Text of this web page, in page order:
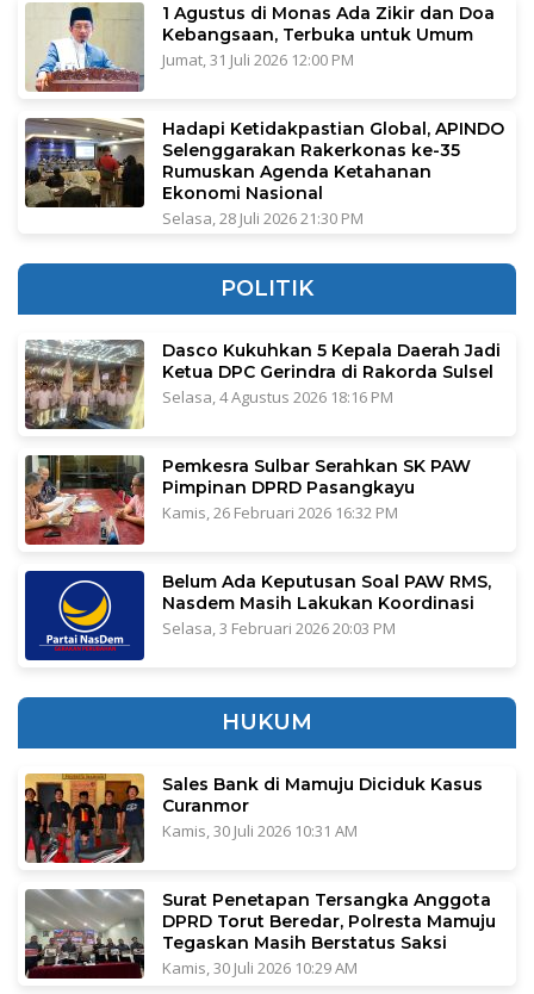
1 Agustus di Monas Ada Zikir dan Doa
Kebangsaan, Terbuka untuk Umum
Jumat, 31 Juli 2026 12:00 PM
Hadapi Ketidakpastian Global, APINDO
Selenggarakan Rakerkonas ke-35
Rumuskan Agenda Ketahanan
Ekonomi Nasional
Selasa, 28 Juli 2026 21:30 PM
POLITIK
Dasco Kukuhkan 5 Kepala Daerah Jadi
Ketua DPC Gerindra di Rakorda Sulsel
Selasa, 4 Agustus 2026 18:16 PM
Pemkesra Sulbar Serahkan SK PAW
Pimpinan DPRD Pasangkayu
Kamis, 26 Februari 2026 16:32 PM
Belum Ada Keputusan Soal PAW RMS,
Nasdem Masih Lakukan Koordinasi
Selasa, 3 Februari 2026 20:03 PM
HUKUM
Sales Bank di Mamuju Diciduk Kasus
Curanmor
Kamis, 30 Juli 2026 10:31 AM
Surat Penetapan Tersangka Anggota
DPRD Torut Beredar, Polresta Mamuju
Tegaskan Masih Berstatus Saksi
Kamis, 30 Juli 2026 10:29 AM